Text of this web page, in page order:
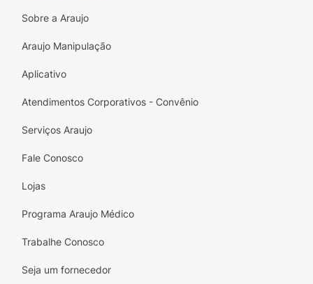
Sobre a Araujo
Araujo Manipulação
Aplicativo
Atendimentos Corporativos - Convênio
Serviços Araujo
Fale Conosco
Lojas
Programa Araujo Médico
Trabalhe Conosco
Seja um fornecedor